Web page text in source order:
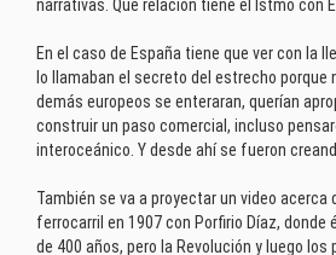
narrativas. Qué relación tiene el Istmo con
En el caso de España tiene que ver con la
lo llamaban el secreto del estrecho porque
demás europeos se enteraran, querían
construir un paso comercial, incluso
interoceánico. Y desde ahí se fueron
También se va a proyectar un video acerca
ferrocarril en 1907 con Porfirio Díaz, donde
de 400 años, pero la Revolución y luego